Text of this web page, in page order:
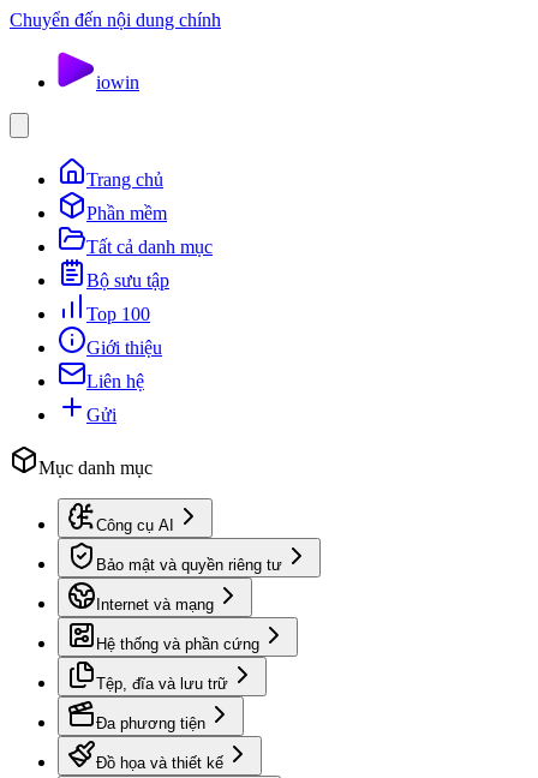
Chuyển đến nội dung chính
iowin
Trang chủ
Phần mềm
Tất cả danh mục
Bộ sưu tập
Top 100
Giới thiệu
Liên hệ
Gửi
Mục danh mục
Công cụ AI
Bảo mật và quyền riêng tư
Internet và mạng
Hệ thống và phần cứng
Tệp, đĩa và lưu trữ
Đa phương tiện
Đồ họa và thiết kế